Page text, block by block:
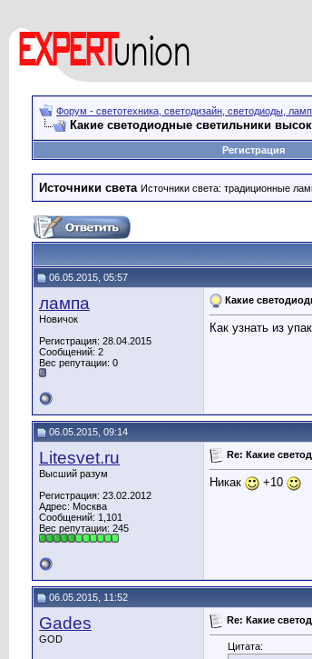
Форум - светотехника, светодизайн, светодиоды,
Какие светодиодные светильники
Регистрация
Источники света Источники света: традиционные
06.05.2015, 05:57
лампа
Новичок
Регистрация: 28.04.2015
Сообщений: 2
Вес репутации: 0
Какие
Как узнать из
06.05.2015, 09:14
Litesvet.ru
Высший разум
Регистрация: 23.02.2012
Адрес: Москва
Сообщений: 1,101
Вес репутации: 245
Re: Какие
Никак +10
06.05.2015, 11:52
Gades
GOD
Re: Какие
Цитата: